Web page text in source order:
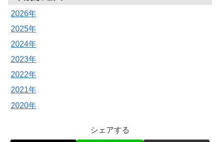
2026年
2025年
2024年
2023年
2022年
2021年
2020年
シェアする